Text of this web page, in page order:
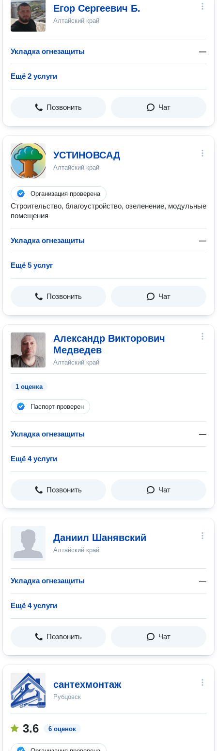
Егор Сергеевич Б.
Алтайский край
Укладка огнезащиты —
Ещё 2 услуги
Позвонить Чат
УСТИНОВСАД
Алтайский край
Организация проверена
Строительство, благоустройство, озеленение, модульные
помещения
Укладка огнезащиты —
Ещё 5 услуг
Позвонить Чат
Александр Викторович
Медведев
Алтайский край
1 оценка
Паспорт проверен
Укладка огнезащиты —
Ещё 4 услуги
Позвонить Чат
Даниил Шанявский
Алтайский край
Укладка огнезащиты —
Ещё 4 услуги
Позвонить Чат
сантехмонтаж
Рубцовск
3.6 6 оценок